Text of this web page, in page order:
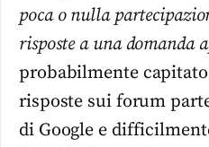
poca o nulla
risposte a una domanda
probabilmente
risposte sui forum
di Google e